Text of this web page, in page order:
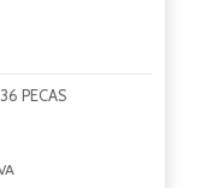
PECAS